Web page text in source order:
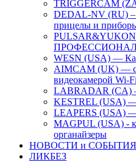
TRIGGERCAM
DEDAL-NV (RU) –
прицелы и
WESN (USA) —
AIMCAM (UK) —
видеокамерой Wi-Fi
LABRADAR (CA)
KESTREL (USA) —
LEAPERS (USA)
MAGPUL (USA) -
органайзеры
НОВОСТИ и СОБЫТИЯ
ЛИКБЕЗ